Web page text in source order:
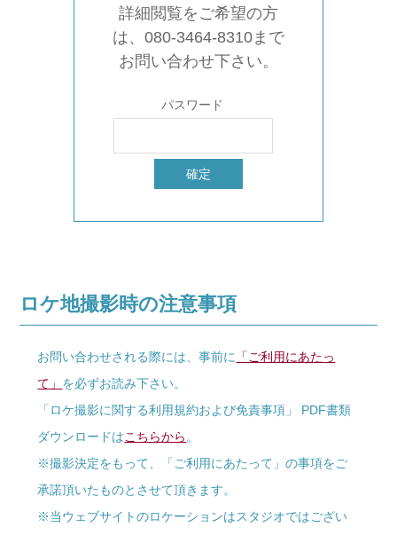
詳細閲覧をご希望の方
は、080-3464-8310まで
お問い合わせ下さい。
パスワード
ロケ地撮影時の注意事項
お問い合わせされる際には、事前に 「ご利用にあたっ
て」 を必ずお読み下さい。
「ロケ撮影に関する利用規約および免責事項」 PDF書類
ダウンロードはこちらから。
※撮影決定をもって、「ご利用にあたって」の事項をご
承諾頂いたものとさせて頂きます。
※当ウェブサイトのロケーションはスタジオではござい